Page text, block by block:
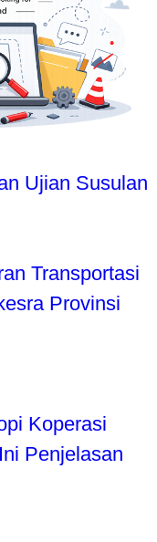
Ujian Susulan
Transportasi
Provinsi
Koperasi
Penjelasan